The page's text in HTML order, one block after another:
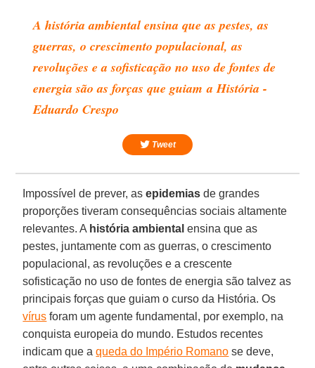
A história ambiental ensina que as pestes, as
guerras, o crescimento populacional, as
revoluções e a sofisticação no uso de fontes de
energia são as forças que guiam a História -
Eduardo Crespo
Tweet
Impossível de prever, asepidemias de grandes
proporções tiveram consequências sociais altamente
relevantes. A história ambiental ensina que as
pestes, juntamente com as guerras, o crescimento
populacional, as revoluções e a crescente
sofisticação no uso de fontes de energia são talvez as
principais forças que guiam o curso da História. Os
vírus foram um agente fundamental, por exemplo, na
conquista europeia do mundo. Estudos recentes
indicam que aqueda do Império Romano se deve,